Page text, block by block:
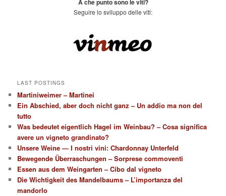
A che punto sono le viti?
Seguire lo sviluppo delle viti:
LAST POSTINGS
Martiniweimer – Martinei
Ein Abschied, aber doch nicht ganz – Un addio ma non del
tutto
Was bedeutet eigentlich Hagel im Weinbau? – Cosa significa
avere un vigneto grandinato?
Unsere Weine — I nostri vini: Chardonnay Unterfeld
Bewegende Überraschungen – Sorprese commoventi
Essen aus dem Weingarten – Cibo dal vigneto
Die Wichtigkeit des Mandelbaums – L’importanza del
mandorlo